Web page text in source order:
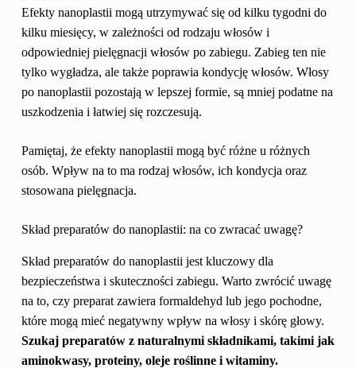
Efekty nanoplastii mogą utrzymywać się od kilku tygodni do
kilku miesięcy, w zależności od rodzaju włosów i
odpowiedniej pielęgnacji włosów po zabiegu. Zabieg ten nie
tylko wygładza, ale także poprawia kondycję włosów. Włosy
po nanoplastii pozostają w lepszej formie, są mniej podatne na
uszkodzenia i łatwiej się rozczesują.
Pamiętaj, że efekty nanoplastii mogą być różne u różnych
osób. Wpływ na to ma rodzaj włosów, ich kondycja oraz
stosowana pielęgnacja.
Skład preparatów do nanoplastii: na co zwracać uwagę?
Skład preparatów do nanoplastii jest kluczowy dla
bezpieczeństwa i skuteczności zabiegu. Warto zwrócić uwagę
na to, czy preparat zawiera formaldehyd lub jego pochodne,
które mogą mieć negatywny wpływ na włosy i skórę głowy.
Szukaj preparatów z naturalnymi składnikami, takimi jak
aminokwasy, proteiny, oleje roślinne i witaminy.